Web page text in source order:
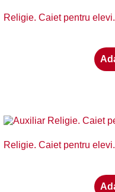
Religie. Caiet pentru
Religie. Caiet pentru